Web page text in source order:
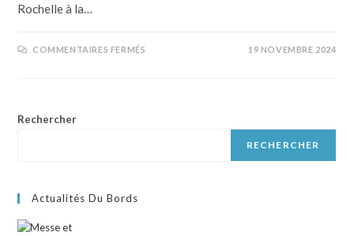
Rochelle à la…
COMMENTAIRES FERMÉS 19 NOVEMBRE 2024
Rechercher
RECHERCHER
Actualités Du Bords